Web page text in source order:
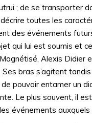
; de se transporter
toutes les
des événements
qui lui est soumis et
Alexis Didier
bras s’agitent
pouvoir entamer un
Le plus souvent, il
événements auxquels